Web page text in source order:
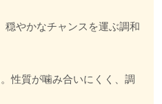
穏やかなチャンスを運ぶ調和
性質が噛み合いにくく、調